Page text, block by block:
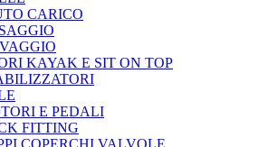
CARICO
KAYAK E SIT ON TOP
E PEDALI
FITTING
COPERCHI VALVOLE